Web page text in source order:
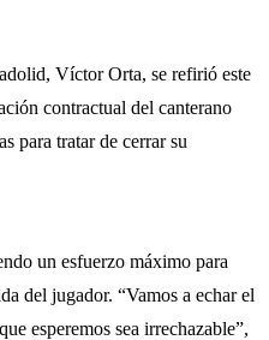
Víctor Orta, se refirió este
contractual del canterano
para tratar de cerrar su
un esfuerzo máximo para
del jugador. “Vamos a echar el
esperemos sea irrechazable”,